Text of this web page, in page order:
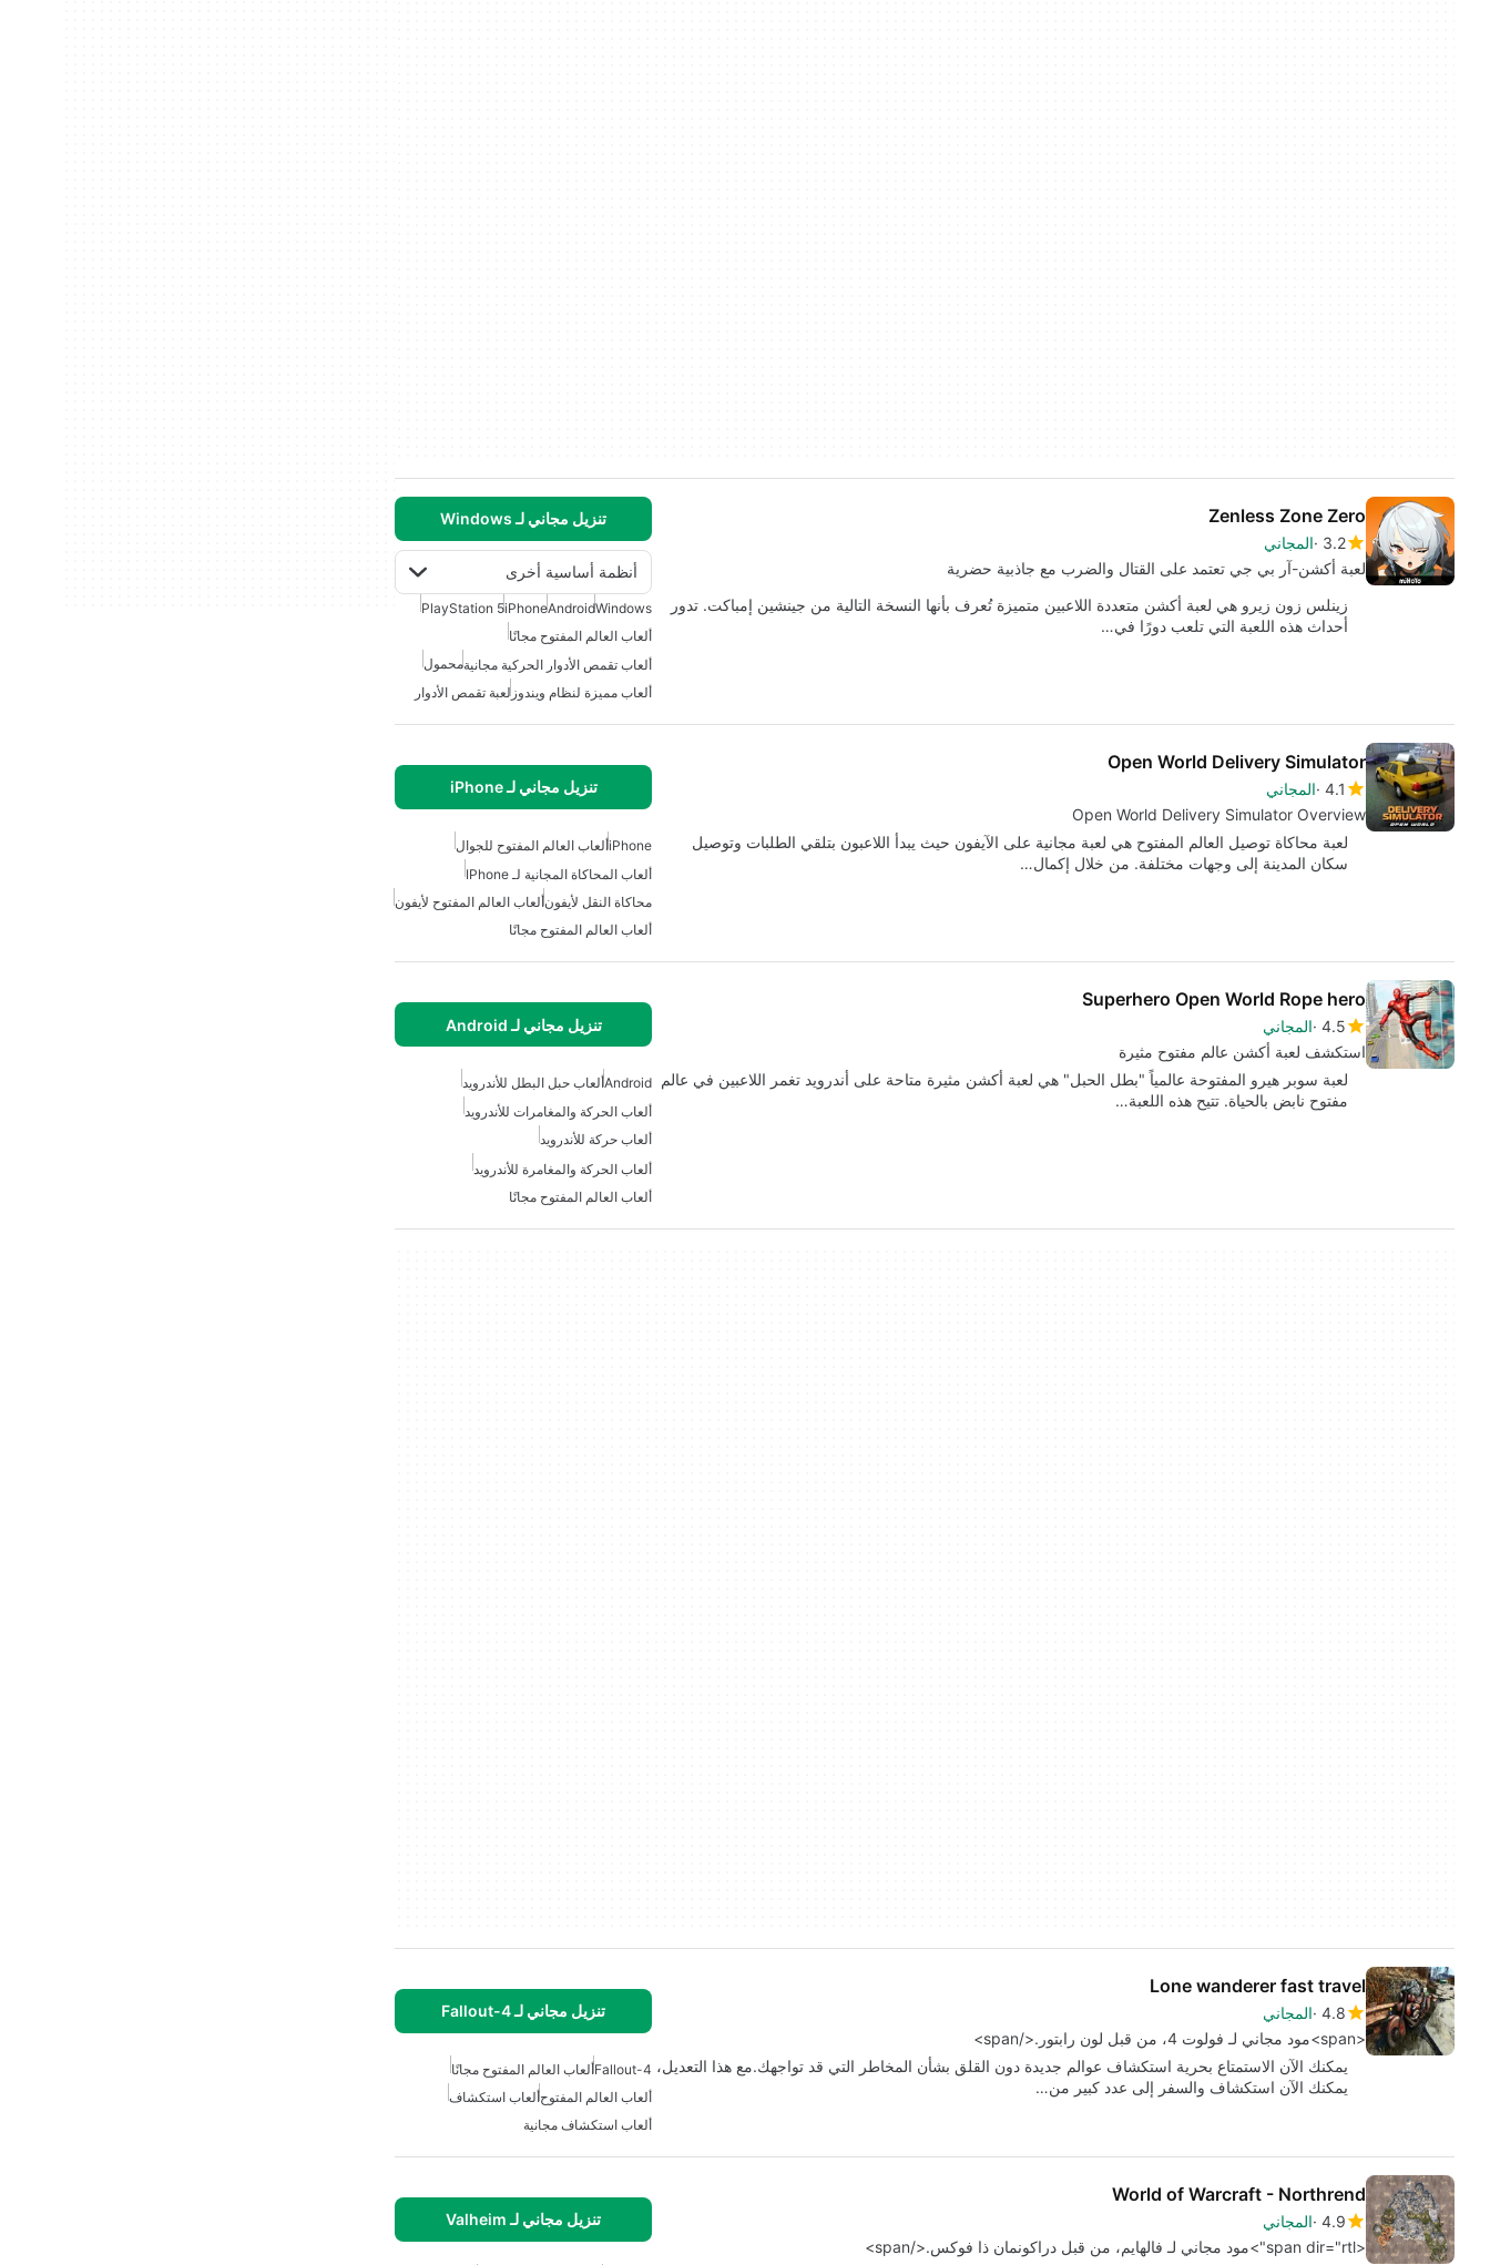
Zenless Zone Zero
3.2 المجاني
لعبة أكشن-آر بي جي تعتمد على القتال والضرب مع جاذبية حضرية
تنزيل مجاني لـ Windows
أنظمة أساسية أخرى
زينلس زون زيرو هي لعبة أكشن متعددة اللاعبين متميزة تُعرف بأنها النسخة التالية من جينشين إمباكت. تدور
أحداث هذه اللعبة التي تلعب دورًا في…
Windows
Android
iPhone
PlayStation 5
ألعاب العالم المفتوح مجانًا
ألعاب تقمص الأدوار الحركية مجانيةمحمول
ألعاب مميزة لنظام ويندوز لعبة تقمص الأدوار
Open World Delivery Simulator
4.1 المجاني
Open World Delivery Simulator Overview
تنزيل مجاني لـ iPhone
لعبة محاكاة توصيل العالم المفتوح هي لعبة مجانية على الآيفون حيث يبدأ اللاعبون بتلقي الطلبات وتوصيل
سكان المدينة إلى وجهات مختلفة. من خلال إكمال…
iPhoneألعاب العالم المفتوح للجوال
ألعاب المحاكاة المجانية لـ IPhone
محاكاة النقل لأيفونألعاب العالم المفتوح لأيفون
ألعاب العالم المفتوح مجانًا
Superhero Open World Rope hero
4.5 المجاني
استكشف لعبة أكشن عالم مفتوح مثيرة
تنزيل مجاني لـ Android
لعبة سوبر هيرو المفتوحة عالمياً "بطل الحبل" هي لعبة أكشن مثيرة متاحة على أندرويد تغمر اللاعبين في عالم
مفتوح نابض بالحياة. تتيح هذه اللعبة…
Androidألعاب حبل البطل للأندرويد
ألعاب الحركة والمغامرات للأندرويد
ألعاب حركة للأندرويد
ألعاب الحركة والمغامرة للأندرويد
ألعاب العالم المفتوح مجانًا
Lone wanderer fast travel
4.8 المجاني
<span>مود مجاني لـ فولوت 4، من قبل لون رابتور.</span>
تنزيل مجاني لـ Fallout-4
يمكنك الآن الاستمتاع بحرية استكشاف عوالم جديدة دون القلق بشأن المخاطر التي قد تواجهك.مع هذا التعديل،
يمكنك الآن استكشاف والسفر إلى عدد كبير من…
Fallout-4ألعاب العالم المفتوح مجانًا
ألعاب العالم المفتوحألعاب استكشاف
ألعاب استكشاف مجانية
World of Warcraft - Northrend
4.9 المجاني
<span dir="rtl">مود مجاني لـ فالهايم، من قبل دراكونمان ذا فوكس.</span>
تنزيل مجاني لـ Valheim